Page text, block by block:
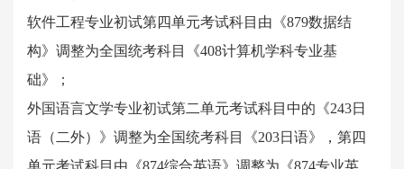
软件工程专业初试第四单元考试科目由《879数据结
构》调整为全国统考科目《408计算机学科专业基
础》；
外国语言文学专业初试第二单元考试科目中的《243日
语（二外）》调整为全国统考科目《203日语》，第四